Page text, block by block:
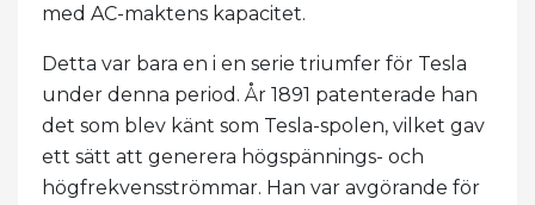
med AC-maktens kapacitet.
Detta var bara en i en serie triumfer för Tesla
under denna period. År 1891 patenterade han
det som blev känt som Tesla-spolen, vilket gav
ett sätt att generera högspännings- och
högfrekvensströmmar. Han var avgörande för